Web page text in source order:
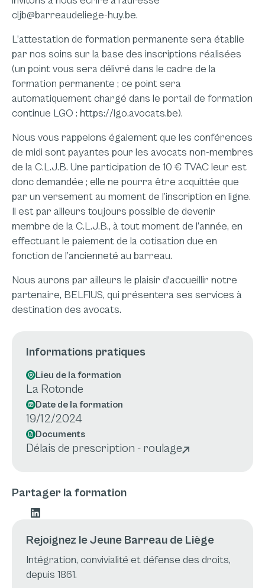
cljb@barreaudeliege-huy.be.
L’attestation de formation permanente sera établie
par nos soins sur la base des inscriptions réalisées
(un point vous sera délivré dans le cadre de la
formation permanente ; ce point sera
automatiquement chargé dans le portail de formation
continue LGO : https://lgo.avocats.be).
Nous vous rappelons également que les conférences
de midi sont payantes pour les avocats non-membres
de la C.L.J.B. Une participation de 10 € TVAC leur est
donc demandée ; elle ne pourra être acquittée que
par un versement au moment de l’inscription en ligne.
Il est par ailleurs toujours possible de devenir
membre de la C.L.J.B., à tout moment de l’année, en
effectuant le paiement de la cotisation due en
fonction de l’ancienneté au barreau.
Nous aurons par ailleurs le plaisir d'accueillir notre
partenaire, BELFIUS, qui présentera ses services à
destination des avocats.
Informations pratiques
Lieu de la formation
La Rotonde
Date de la formation
19/12/2024
Documents
Délais de prescription - roulage
Partager la formation
Rejoignez le Jeune Barreau de Liège
Intégration, convivialité et défense des droits,
depuis 1861.